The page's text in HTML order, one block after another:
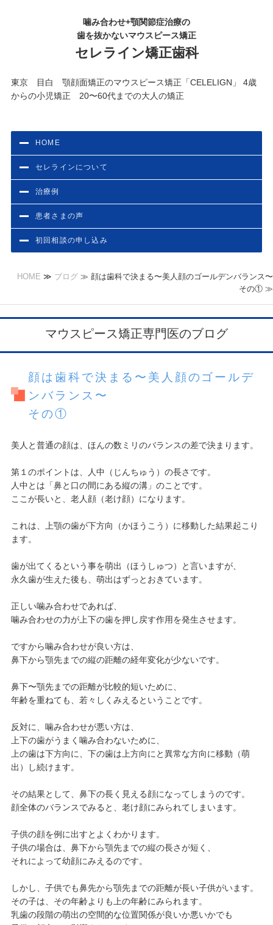
噛み合わせ+顎関節症治療の
歯を抜かないマウスピース矯正
セレライン矯正歯科
東京 目白 顎顔面矯正のマウスピース矯正「CELELIGN」 4歳
からの小児矯正 20〜60代までの大人の矯正
HOME
セレラインについて
治療例
患者さまの声
初回相談の申し込み
HOME ≫ ブログ ≫ 顔は歯科で決まる〜美人顔のゴールデンバランス〜
その① ≫
マウスピース矯正専門医のブログ
顔は歯科で決まる〜美人顔のゴールデ
ンバランス〜
その①
美人と普通の顔は、ほんの数ミリのバランスの差で決まります。
第１のポイントは、人中（じんちゅう）の長さです。
人中とは「鼻と口の間にある縦の溝」のことです。
ここが長いと、老人顔（老け顔）になります。
これは、上顎の歯が下方向（かほうこう）に移動した結果起こり
ます。
歯が出てくるという事を萌出（ほうしゅつ）と言いますが、
永久歯が生えた後も、萌出はずっとおきています。
正しい噛み合わせであれば、
噛み合わせの力が上下の歯を押し戻す作用を発生させます。
ですから噛み合わせが良い方は、
鼻下から顎先までの縦の距離の経年変化が少ないです。
鼻下〜顎先までの距離が比較的短いために、
年齢を重ねても、若々しくみえるということです。
反対に、噛み合わせが悪い方は、
上下の歯がうまく噛み合わないために、
上の歯は下方向に、下の歯は上方向にと異常な方向に移動（萌
出）し続けます。
その結果として、鼻下の長く見える顔になってしまうのです。
顔全体のバランスでみると、老け顔にみられてしまいます。
子供の顔を例に出すとよくわかります。
子供の場合は、鼻下から顎先までの縦の長さが短く、
それによって幼顔にみえるのです。
しかし、子供でも鼻先から顎先までの距離が長い子供がいます。
その子は、その年齢よりも上の年齢にみられます。
乳歯の段階の萌出の空間的な位置関係が良いか悪いかでも